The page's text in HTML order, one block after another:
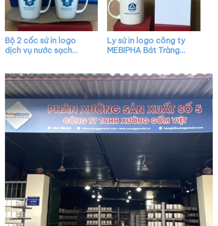
Bộ 2 cốc sứ in logo
dịch vụ nước sạch
Ly sứ in logo công ty
MEBIPHA Bát Tràng